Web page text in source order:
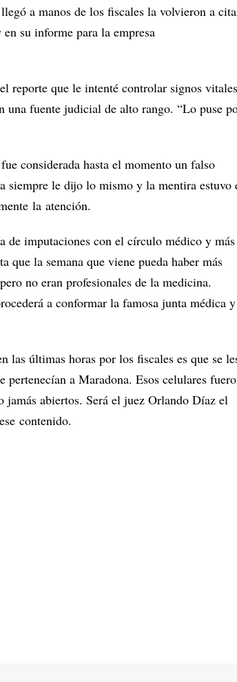
a manos de los fiscales la volvieron a
su informe para la empresa
reporte que le intenté controlar signos
una fuente judicial de alto rango. “Lo puse
considerada hasta el momento un falso
siempre le dijo lo mismo y la mentira estuvo
la atención.
de imputaciones con el círculo médico y más
que la semana que viene pueda haber más
no eran profesionales de la medicina.
a conformar la famosa junta médica y
las últimas horas por los fiscales es que se
pertenecían a Maradona. Esos celulares
jamás abiertos. Será el juez Orlando Díaz el
contenido.